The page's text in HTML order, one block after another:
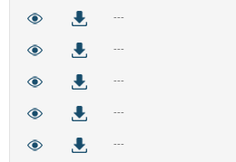
---
---
---
---
---